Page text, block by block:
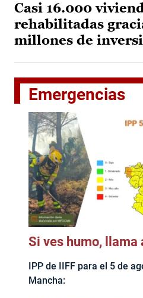
Casi 16.000
rehabilitadas
millones de
Emergencias
Si ves humo,
IPP de IIFF para el 5 de
Mancha: